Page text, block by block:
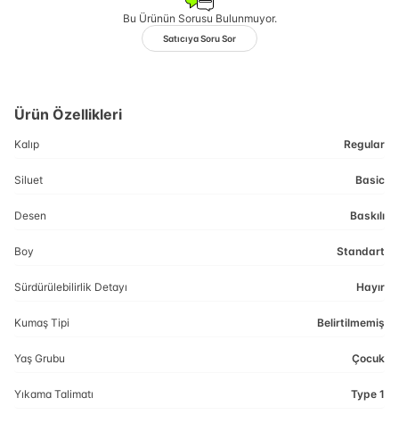
Bu Ürünün Sorusu Bulunmuyor.
Satıcıya Soru Sor
Ürün Özellikleri
Kalıp Regular
Siluet Basic
Desen Baskılı
Boy Standart
Sürdürülebilirlik Detayı Hayır
Kumaş Tipi Belirtilmemiş
Yaş Grubu Çocuk
Yıkama Talimatı Type 1